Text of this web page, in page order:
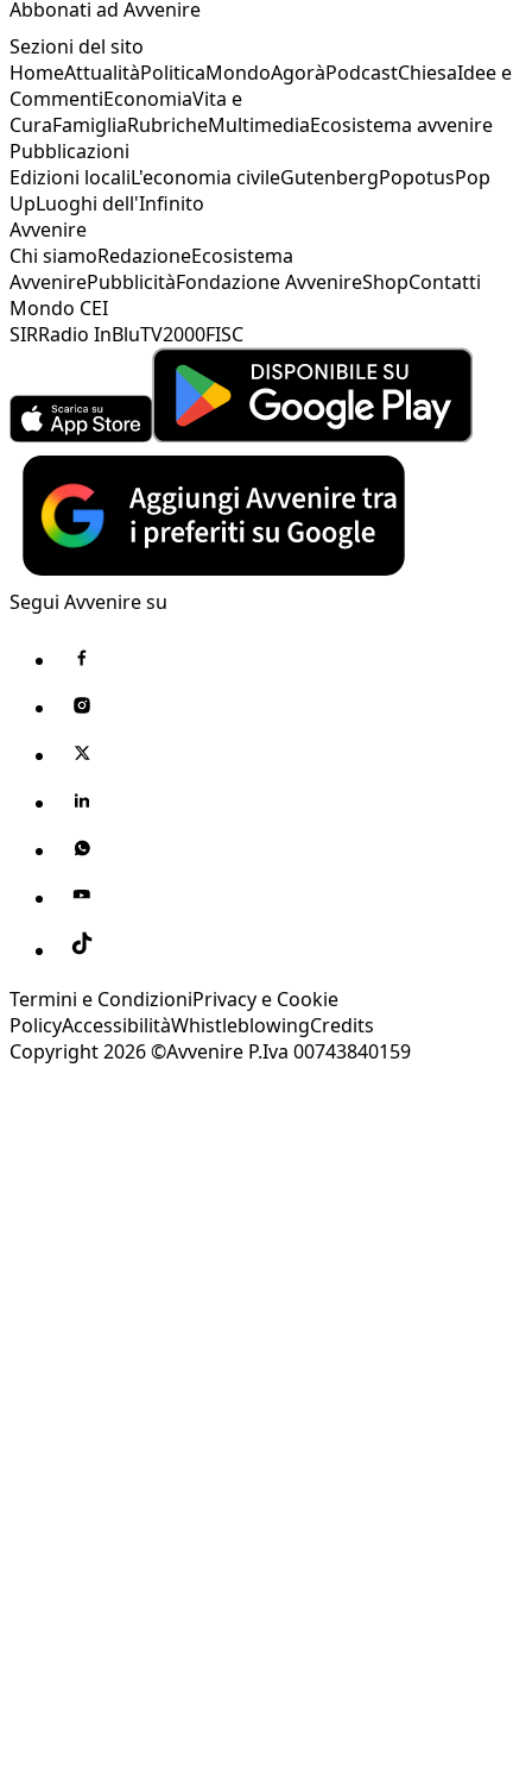
Abbonati ad Avvenire
Sezioni del sito
HomeAttualitàPoliticaMondoAgoràPodcastChiesaIdee e
CommentiEconomiaVita e
CuraFamigliaRubricheMultimediaEcosistema avvenire
Pubblicazioni
Edizioni localiL'economia civileGutenbergPopotusPop
UpLuoghi dell'Infinito
Avvenire
Chi siamoRedazioneEcosistema
AvvenirePubblicitàFondazione AvvenireShopContatti
Mondo CEI
SIRRadio InBluTV2000FISC
Segui Avvenire su
Termini e CondizioniPrivacy e Cookie
PolicyAccessibilitàWhistleblowingCredits
Copyright 2026 ©Avvenire P.Iva 00743840159